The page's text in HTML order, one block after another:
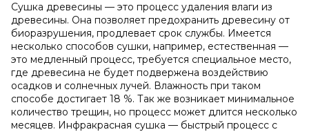
Сушка древесины — это процесс удаления влаги из
древесины. Она позволяет предохранить древесину от
биоразрушения, продлевает срок службы. Имеется
несколько способов сушки, например, естественная —
это медленный процесс, требуется специальное место,
где древесина не будет подвержена воздействию
осадков и солнечных лучей. Влажность при таком
способе достигает 18 %. Так же возникает минимальное
количество трещин, но процесс может длится несколько
месяцев. Инфракрасная сушка — быстрый процесс с